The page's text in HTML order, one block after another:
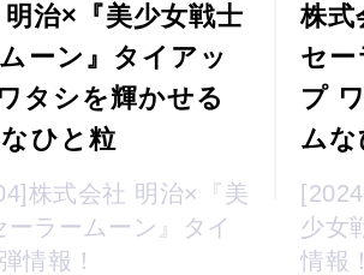
治×『美少女戦士
ーン』タイアッ
タシを輝かせる
ひと粒
株式会社 明治×『美
ーラームーン』タイ
情報！
株式
セ
プ
ム
少女
情報